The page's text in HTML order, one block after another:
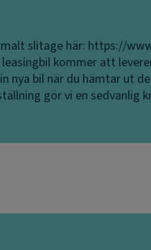
slitage här: https://
leasingbil kommer att
nya bil när du hämtar ut
gör vi en